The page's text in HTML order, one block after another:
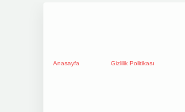
Anasayfa Gizlilik Politikası